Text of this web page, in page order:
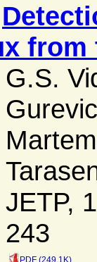
from
G.S.
JETP,
243
PDF (249.1K)